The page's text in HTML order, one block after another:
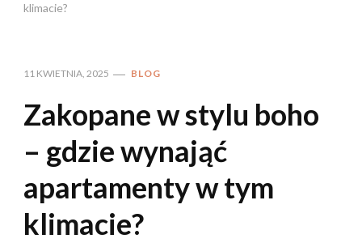
klimacie?
11 KWIETNIA, 2025 BLOG
Zakopane w stylu boho
– gdzie wynająć
apartamenty w tym
klimacie?